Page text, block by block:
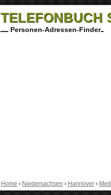
TELEFONBUCH
Personen-Adressen-Finder
Home › Niedersachsen › Hannover›